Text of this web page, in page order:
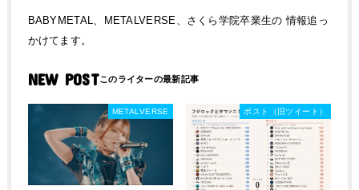
BABYMETAL、METALVERSE、さくら学院卒業生の 情報追っ
かけてます。
NEW POST
METALVERSE ポスト（旧ツイート）